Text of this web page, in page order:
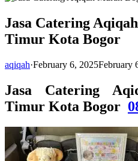
Jasa Catering
Timur Kota Bogor
aqiqah·February 6, 2025February
Jasa Catering
Timur Kota Bogor